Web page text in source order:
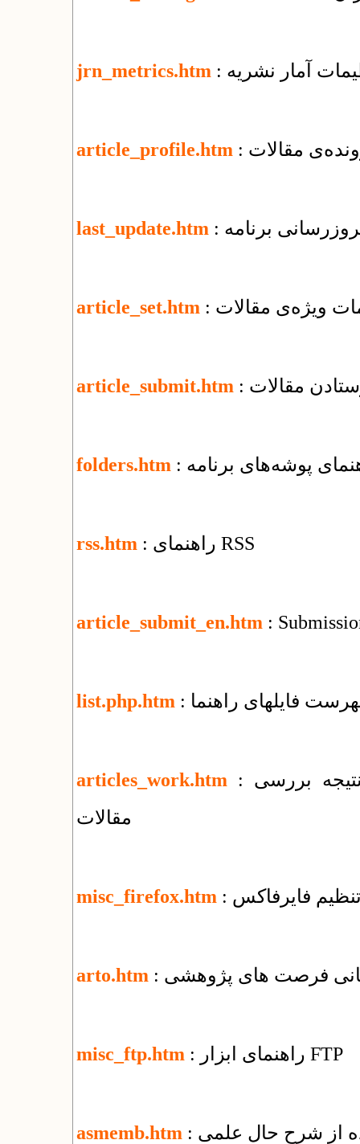
jrn_metrics.htm آمار نشریه
article_profile.htm مقالات
last_update.htm برنامه
article_set.htm ویژه‌ی مقالات
article_submit.htm مقالات
folders.htm پوشه‌های برنامه
rss.htm : راهنمای RSS
article_submit_en.htm :
list.php.htm فایل​های راهنما
articles_work.htm : تغییرات جمعی و اطلاع‌رسانی وضعیت و نتیجه بررسی
مقالات
misc_firefox.htm تنظیم فایرفاکس
arto.htm فرصت های پژوهشی
misc_ftp.htm : راهنمای ابزار FTP
asmemb.htm از شرح حال علمی